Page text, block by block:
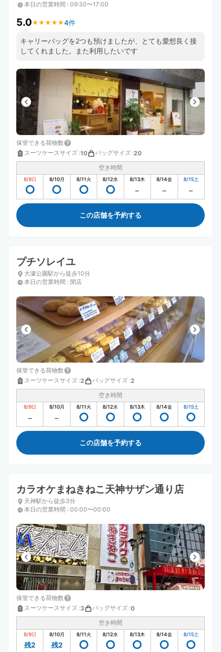
本日の営業時間 : 09:30〜17:00
5.0★ ★ ★ ★ ★
★ ★ ★ ★ ★4件
キャリーバッグを2つも預けましたが、とても愛想良く接
してくれました。また利用したいです
保管できる荷物数
スーツケースサイズ :10 バッグサイズ :20
空き時間
8/9日 8/10月 8/11火 8/12水 8/13木 8/14金 8/15土
この店舗を予約する
プチソレイユ
大濠公園駅から徒歩10分
本日の営業時間 : 閉店
保管できる荷物数
スーツケースサイズ :2 バッグサイズ :2
空き時間
8/9日 8/10月 8/11火 8/12水 8/13木 8/14金 8/15土
この店舗を予約する
カラオケまねきねこ天神サザン通り店
天神駅から徒歩3分
本日の営業時間 : 00:00〜00:00
保管できる荷物数
スーツケースサイズ :3 バッグサイズ :0
空き時間
8/9日
残2
8/10月
残2
8/11火 8/12水 8/13木 8/14金 8/15土